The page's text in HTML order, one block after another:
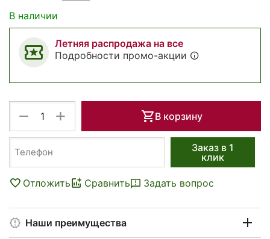
В наличии
Летняя распродажа на все
Подробности промо-акции
+
− В корзину
Заказ в 1
клик
Отложить Сравнить Задать вопрос
Наши преимущества